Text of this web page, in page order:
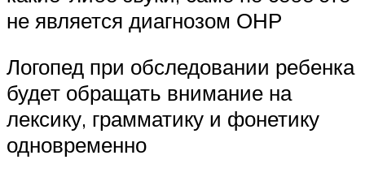
не является диагнозом ОНР
Логопед при обследовании ребенка
будет обращать внимание на
лексику, грамматику и фонетику
одновременно